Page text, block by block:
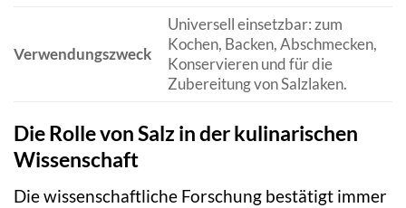
Verwendungszweck
Universell einsetzbar: zum
Kochen, Backen, Abschmecken,
Konservieren und für die
Zubereitung von Salzlaken.
Die Rolle von Salz in der kulinarischen
Wissenschaft
Die wissenschaftliche Forschung bestätigt immer